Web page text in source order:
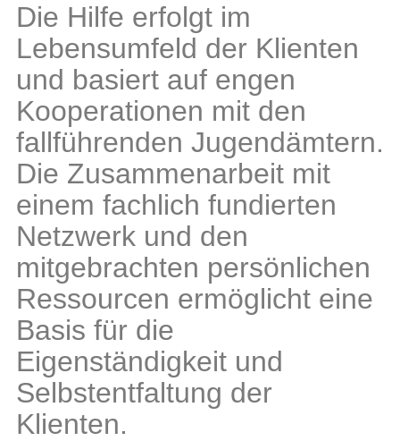
Die Hilfe erfolgt im
Lebensumfeld der Klienten
und basiert auf engen
Kooperationen mit den
fallführenden Jugendämtern.
Die Zusammenarbeit mit
einem fachlich fundierten
Netzwerk und den
mitgebrachten persönlichen
Ressourcen ermöglicht eine
Basis für die
Eigenständigkeit und
Selbstentfaltung der
Klienten.